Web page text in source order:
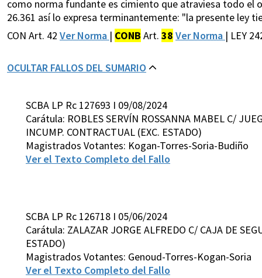
como norma fundante es cimiento que atraviesa todo el
26.361 así lo expresa terminantemente: "la presente ley
CON Art. 42 Ver Norma | CONB Art. 38 Ver Norma | LEY
OCULTAR FALLOS DEL SUMARIO
SCBA LP Rc 127693 I 09/08/2024
Carátula: ROBLES SERVÍN ROSSANNA MABEL C/
INCUMP. CONTRACTUAL (EXC. ESTADO)
Magistrados Votantes: Kogan-Torres-Soria-Budiño
Ver el Texto Completo del Fallo
SCBA LP Rc 126718 I 05/06/2024
Carátula: ZALAZAR JORGE ALFREDO C/ CAJA DE
ESTADO)
Magistrados Votantes: Genoud-Torres-Kogan-Soria
Ver el Texto Completo del Fallo